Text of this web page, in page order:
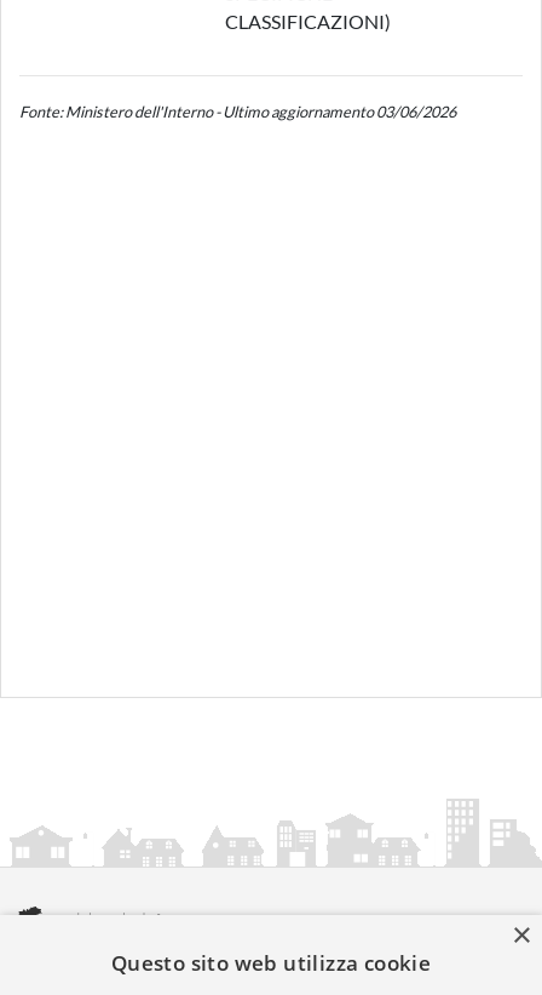
CLASSIFICAZIONI)
Fonte: Ministero dell'Interno - Ultimo aggiornamento 03/06/2026
amministrazionicomunali.it è una iniziativa diartemedia.it
×
Questo sito web utilizza cookie